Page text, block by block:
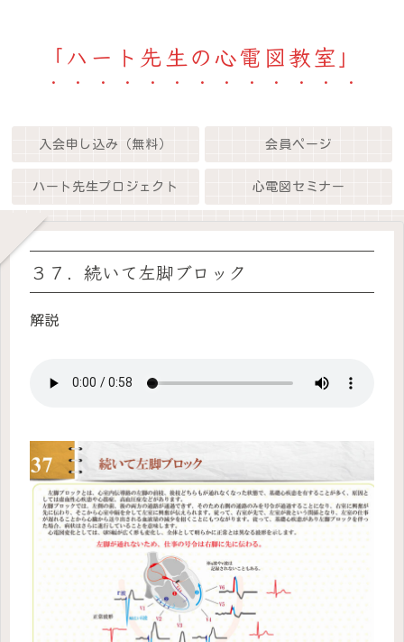
「ハート先生の心電図教室」
入会申し込み（無料） 会員ページ
ハート先生プロジェクト 心電図セミナー
３７．続いて左脚ブロック
解説